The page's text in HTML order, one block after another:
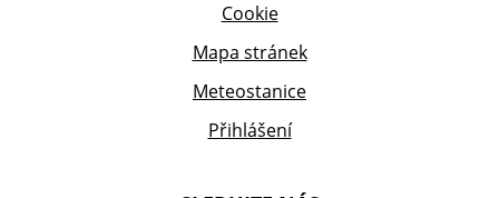
Cookie
Mapa stránek
Meteostanice
Přihlášení